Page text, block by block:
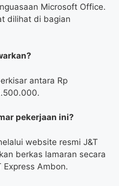
Microsoft Office.
dilihat di bagian
antara Rp
pekerjaan ini?
website resmi J&T
berkas lamaran secara
Express Ambon.